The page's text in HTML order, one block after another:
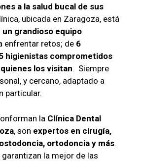
a la salud bucal de sus
ubicada en Zaragoza, está
grandioso equipo
enfrentar retos; de 6
higienistas comprometidos
los visitan. Siempre
y cercano, adaptado a
particular.
la Clínica Dental
, son expertos en cirugía,
ortodoncia y más.
la mejor de las